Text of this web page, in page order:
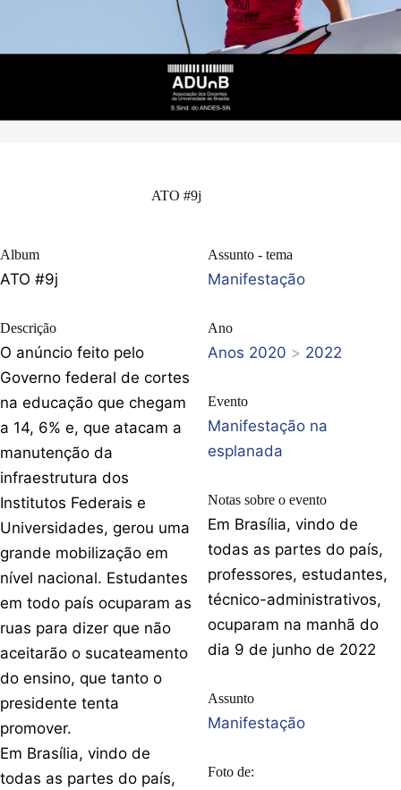
ATO #9j
Album
ATO #9j
Descrição
O anúncio feito pelo
Governo federal de cortes
na educação que chegam
a 14, 6% e, que atacam a
manutenção da
infraestrutura dos
Institutos Federais e
Universidades, gerou uma
grande mobilização em
nível nacional. Estudantes
em todo país ocuparam as
ruas para dizer que não
aceitarão o sucateamento
do ensino, que tanto o
presidente tenta
promover.
Em Brasília, vindo de
todas as partes do país,
Assunto - tema
Manifestação
Ano
Anos 2020 > 2022
Evento
Manifestação na
esplanada
Notas sobre o evento
Em Brasília, vindo de
todas as partes do país,
professores, estudantes,
técnico-administrativos,
ocuparam na manhã do
dia 9 de junho de 2022
Assunto
Manifestação
Foto de: